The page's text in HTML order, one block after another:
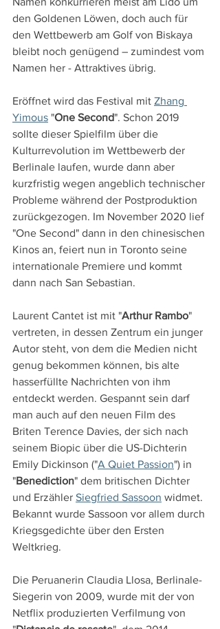
den Goldenen Löwen, doch auch für
den Wettbewerb am Golf von Biskaya
bleibt noch genügend – zumindest vom
Namen her - Attraktives übrig.
Eröffnet wird das Festival mit Zhang
Yimous "One Second". Schon 2019
sollte dieser Spielfilm über die
Kulturrevolution im Wettbewerb der
Berlinale laufen, wurde dann aber
kurzfristig wegen angeblich technischer
Probleme während der Postproduktion
zurückgezogen. Im November 2020 lief
"One Second" dann in den chinesischen
Kinos an, feiert nun in Toronto seine
internationale Premiere und kommt
dann nach San Sebastian.
Laurent Cantet ist mit "Arthur Rambo"
vertreten, in dessen Zentrum ein junger
Autor steht, von dem die Medien nicht
genug bekommen können, bis alte
hasserfüllte Nachrichten von ihm
entdeckt werden. Gespannt sein darf
man auch auf den neuen Film des
Briten Terence Davies, der sich nach
seinem Biopic über die US-Dichterin
Emily Dickinson ("A Quiet Passion") in
"Benediction" dem britischen Dichter
und Erzähler Siegfried Sassoon widmet.
Bekannt wurde Sassoon vor allem durch
Kriegsgedichte über den Ersten
Weltkrieg.
Die Peruanerin Claudia Llosa, Berlinale-
Siegerin von 2009, wurde mit der von
Netflix produzierten Verfilmung von